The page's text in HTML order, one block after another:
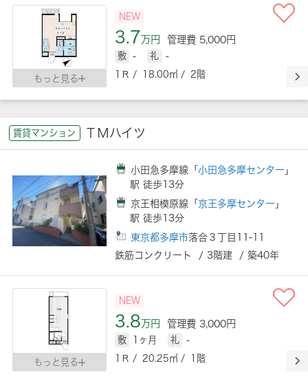
もっと見る
NEW
3.7万円 管理費 5,000円
敷 - 礼
-
1Ｒ / 18.00㎡ / 2階
賃貸マンション ＴＭハイツ
小田急多摩線「 小田急多摩センター 」
駅 徒歩13分
京王相模原線「京王多摩センター 」
駅 徒歩13分
東京都多摩市落合３丁目11-11
鉄筋コンクリート / 3階建 / 築40年
もっと見る
NEW
3.8万円 管理費 3,000円
敷 1ヶ月 礼
-
1Ｒ / 20.25㎡ / 1階